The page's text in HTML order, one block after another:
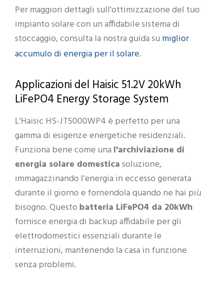
Per maggiori dettagli sull'ottimizzazione del tuo
impianto solare con un affidabile sistema di
stoccaggio, consulta la nostra guida su miglior
accumulo di energia per il solare.
Applicazioni del Haisic 51.2V 20kWh
LiFePO4 Energy Storage System
L'Haisic HS-JT5000WP4 è perfetto per una
gamma di esigenze energetiche residenziali.
Funziona bene come una l'archiviazione di
energia solare domesticasoluzione,
immagazzinando l'energia in eccesso generata
durante il giorno e fornendola quando ne hai più
bisogno. Questo batteria LiFePO4 da 20kWh
fornisce energia di backup affidabile per gli
elettrodomestici essenziali durante le
interruzioni, mantenendo la casa in funzione
senza problemi.